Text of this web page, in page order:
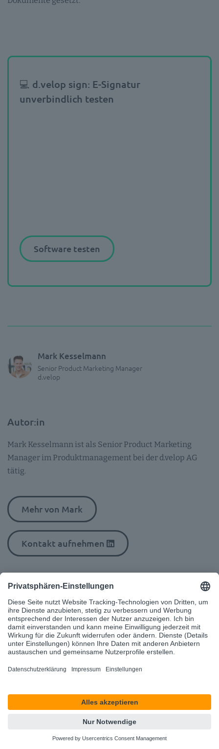
💻 d.velop sign: E-Signatur
unverbindlich testen
Software testen
Autor:in
Mark Kesselmann ist als Senior Product Marketing
Manager im Produktmanagement bei der d.velop AG
tätig.
Mehr von Mark
Kontakt aufnehmen
Mark Kesselmann
Senior Product Marketing Manager
d.velop
Ähnliche Artikel
Die eIDAS‑Verordnung bildet das rechtliche
Europäischen Union. Seit ihrer Einführung sorgt